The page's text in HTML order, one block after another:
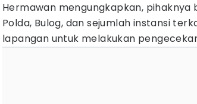
Hermawan mengungkapkan,
Polda, Bulog, dan sejumlah instansi
lapangan untuk melakukan